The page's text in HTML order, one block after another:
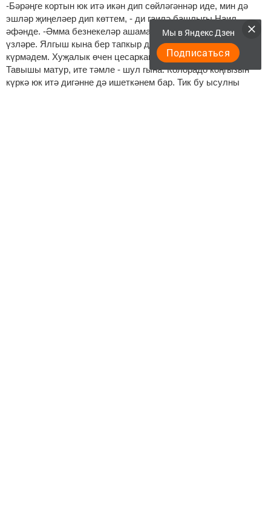
-Бәрәңге кортын юк итә икән дип сөйләгәннәр иде, мин дә
эшләр җиңеләер дип көттем, - ди гаилә башлыгы Наил
әфәнде. -Әмма безнекеләр ашамады. Бакчада йөрделәр
үзләре. Ялгыш кына бер тапкыр да корт чүпләгәннәрен
күрмәдем. Хуҗалык өчен цесарканың файдасын тапмадым.
Тавышы матур, ите тәмле - шул гына. Колорадо коңгызын
күркә юк итә дигәнне дә ишеткәнем бар. Тик бу ысулны
Мы в Яндекс Дзен
Подписаться